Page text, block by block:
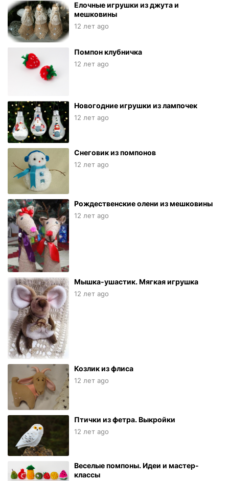
Елочные игрушки из джута и
мешковины
12 лет ago
Помпон клубничка
12 лет ago
Новогодние игрушки из лампочек
12 лет ago
Снеговик из помпонов
12 лет ago
Рождественские олени из мешковины
12 лет ago
Мышка-ушастик. Мягкая игрушка
12 лет ago
Козлик из флиса
12 лет ago
Птички из фетра. Выкройки
12 лет ago
Веселые помпоны. Идеи и мастер-
классы